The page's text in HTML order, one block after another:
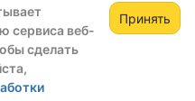
сервиса веб-
сделать
Принять